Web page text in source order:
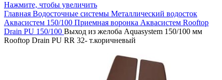
Нажмите, чтобы увеличить
Главная Водосточные системы Металлический водосток
Аквасистем 150/100 Приемная воронка Аквасистем Rooftop
Drain PU 150/100 Выход из желоба Aquasystem 150/100 мм
Rooftop Drain PU RR 32- т.коричневый